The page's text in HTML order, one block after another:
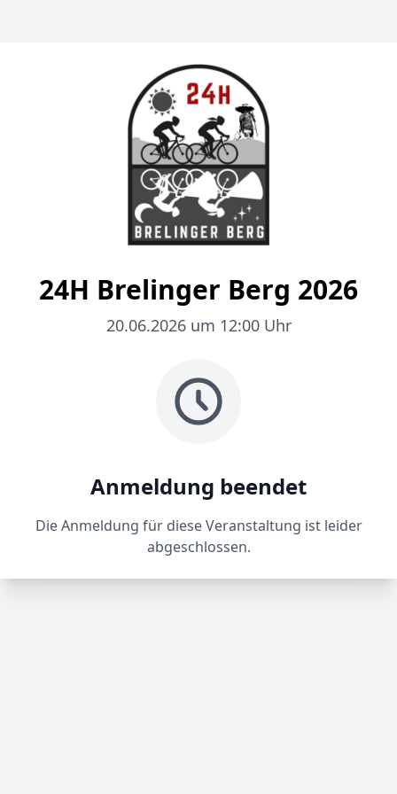
24H Brelinger Berg 2026
20.06.2026 um 12:00 Uhr
Anmeldung beendet
Die Anmeldung für diese Veranstaltung ist leider
abgeschlossen.